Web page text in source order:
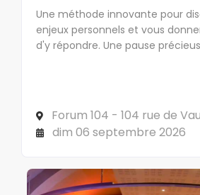
Une méthode innovante pour
enjeux personnels et vous
d'y répondre. Une pause
Forum 104 - 104 rue de
75006 PARIS
dim 06 septembre 2026